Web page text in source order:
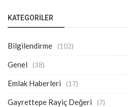
KATEGORILER
Bilgilendirme (102)
Genel (38)
Emlak Haberleri (17)
Gayrettepe Rayiç Değeri (7)